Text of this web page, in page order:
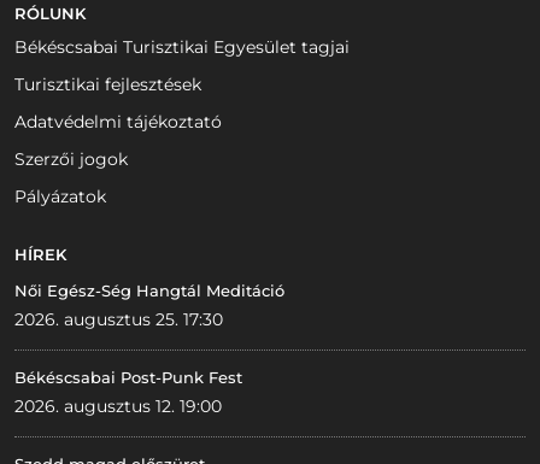
RÓLUNK
Békéscsabai Turisztikai Egyesület tagjai
Turisztikai fejlesztések
Adatvédelmi tájékoztató
Szerzői jogok
Pályázatok
HÍREK
Női Egész-Ség Hangtál Meditáció
2026. augusztus 25. 17:30
Békéscsabai Post-Punk Fest
2026. augusztus 12. 19:00